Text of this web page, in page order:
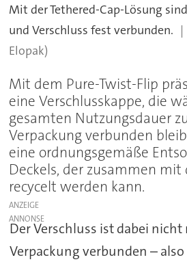
Mit der Tethered-Cap-Lösung
und Verschluss fest verbunden.
Elopak)
Mit dem Pure-Twist-Flip
eine Verschlusskappe, die
gesamten Nutzungsdauer
Verpackung verbunden
eine ordnungsgemäße
Deckels, der zusammen
recycelt werden kann.
ANZEIGE
Der Verschluss ist dabei
Verpackung verbunden – also